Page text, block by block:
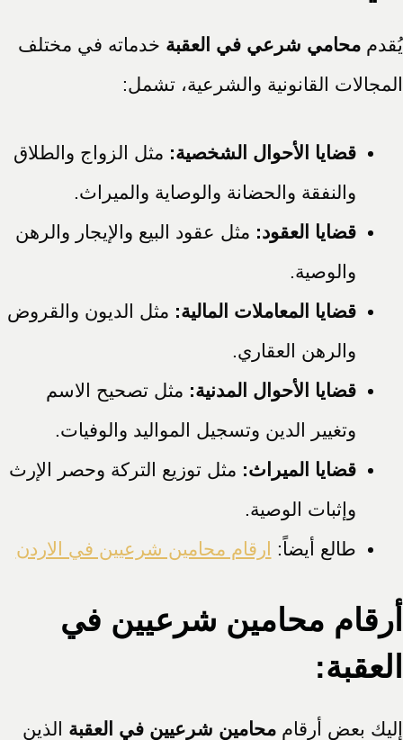
يُقدم محامي شرعي في العقبة خدماته في مختلف
المجالات القانونية والشرعية، تشمل:
قضايا الأحوال الشخصية: مثل الزواج والطلاق
والنفقة والحضانة والوصاية والميراث.
قضايا العقود: مثل عقود البيع والإيجار والرهن
والوصية.
قضايا المعاملات المالية: مثل الديون والقروض
والرهن العقاري.
قضايا الأحوال المدنية: مثل تصحيح الاسم
وتغيير الدين وتسجيل المواليد والوفيات.
قضايا الميراث: مثل توزيع التركة وحصر الإرث
وإثبات الوصية.
طالع أيضاً:
ارقام محامين شرعيين في الاردن
أرقام محامين شرعيين في
العقبة:
إليك بعض أرقام محامين شرعيين في العقبة الذين